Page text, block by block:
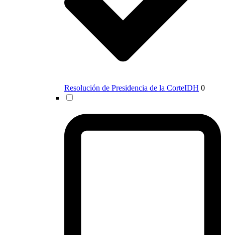
Resolución de Presidencia de la CorteIDH 0